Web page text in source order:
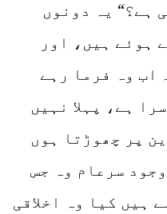
ہے؟“ یہ دونوں
ہوئے ہیں، اور
اب وہ فرما رہے
ہے، پہلا نہیں
پر چھوڑتا ہوں
سرعام وہ جس
ہیں کیا وہ اخلاقی